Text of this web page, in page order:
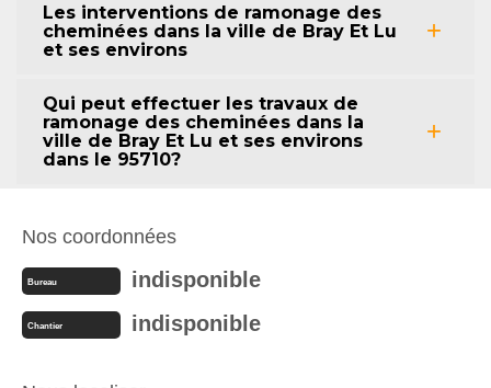
Les interventions de ramonage des
cheminées dans la ville de Bray Et Lu
et ses environs
Qui peut effectuer les travaux de
ramonage des cheminées dans la
ville de Bray Et Lu et ses environs
dans le 95710?
Nos coordonnées
Bureau indisponible
Chantier indisponible